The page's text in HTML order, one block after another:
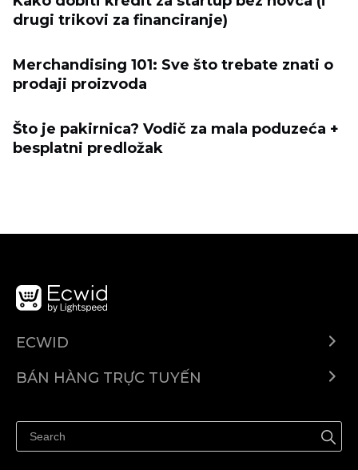
drugi trikovi za financiranje)
Merchandising 101: Sve što trebate znati o
prodaji proizvoda
Što je pakirnica? Vodič za mala poduzeća +
besplatni predložak
ECWID
Trung tâm trợ giúp
BÁN HÀNG TRỰC TUYẾN
Quảng bá ở bất cứ đâu
Kiểm soát mọi thứ